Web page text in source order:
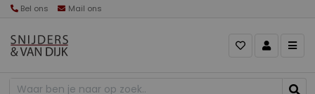
Bel ons Mail ons